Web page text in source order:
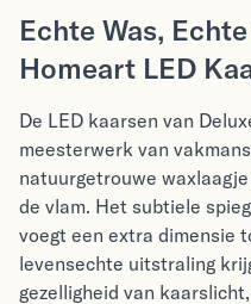
Echte Was,
Homeart LED
De LED kaarsen van
meesterwerk van
natuurgetrouwe
de vlam. Het subtiele
voegt een extra dimensie
levensechte uitstraling
gezelligheid van